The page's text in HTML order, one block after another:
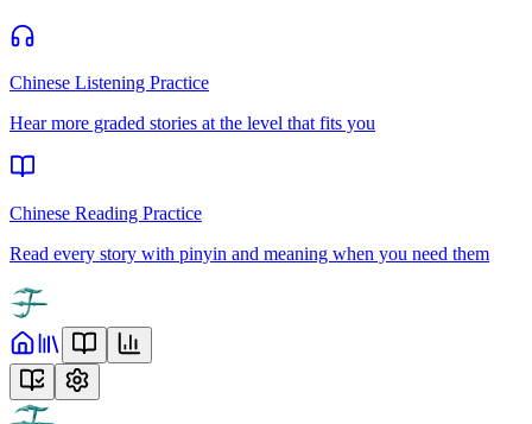
Chinese Listening Practice
Hear more graded stories at the level that fits you
Chinese Reading Practice
Read every story with pinyin and meaning when you need them